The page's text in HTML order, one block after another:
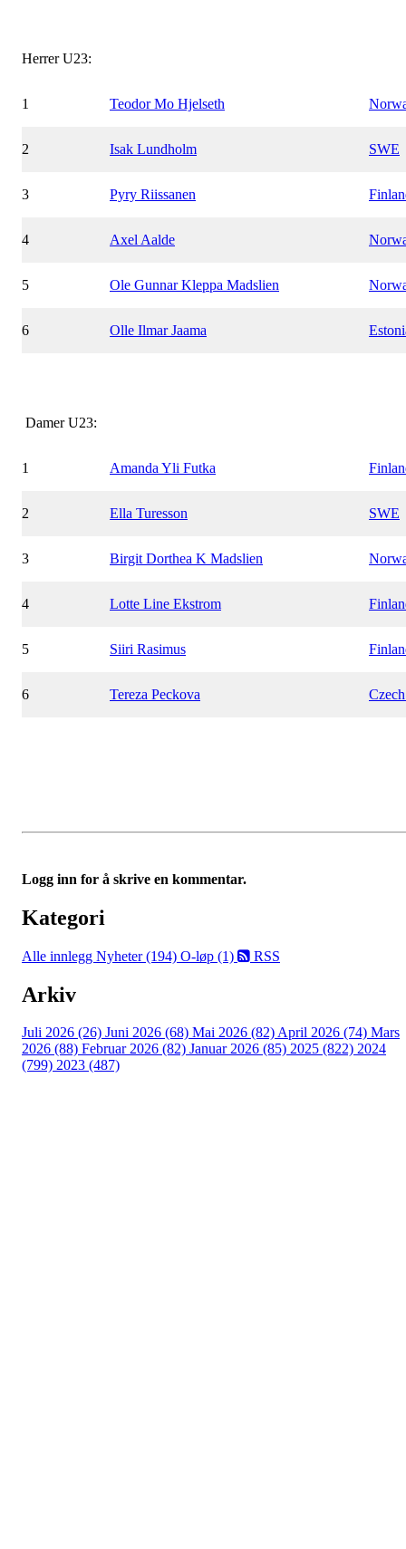
Herrer U23:
1 Teodor Mo Hjelseth
2 Isak Lundholm SWE
3 Pyry Riissanen
4 Axel Aalde
5 Ole Gunnar Kleppa Madslien
6 Olle Ilmar Jaama
Damer U23:
1 Amanda Yli Futka
2 Ella Turesson SWE
3 Birgit Dorthea K Madslien
4 Lotte Line Ekstrom
5 Siiri Rasimus
6 Tereza Peckova
Logg inn for å skrive en kommentar.
Kategori
Alle innlegg Nyheter (194) O-løp (1) RSS
Arkiv
Juli 2026 (26) Juni 2026 (68) Mai 2026 (82)April 2026 (74) Mars
2026 (88) Februar 2026 (82) Januar 2026 (85) 2025 (822) 2024
(799) 2023 (487)